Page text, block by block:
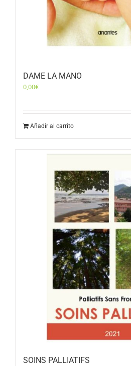
DAME LA MANO
0,00€
Añadir al carrito
SOINS PALLIATIFS